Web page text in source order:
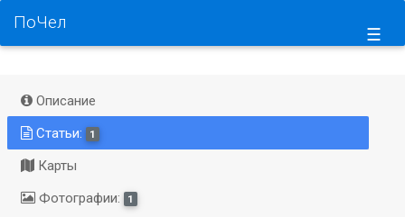
☰
ПоЧел
Описание
Статьи:
1
Карты
Фотографии:
1